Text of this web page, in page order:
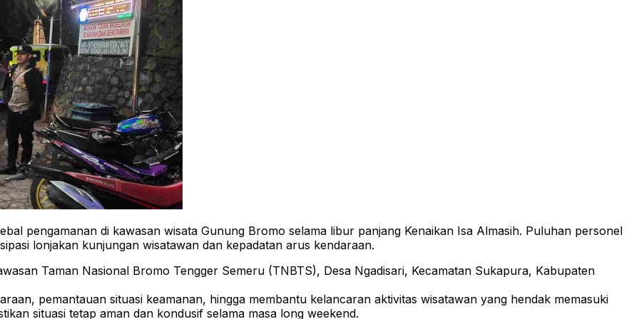
pengamanan di kawasan wisata Gunung Bromo selama libur panjang Kenaikan Isa Almasih. Puluhan personel
lonjakan kunjungan wisatawan dan kepadatan arus kendaraan.
Taman Nasional Bromo Tengger Semeru (TNBTS), Desa Ngadisari, Kecamatan Sukapura, Kabupaten
pemantauan situasi keamanan, hingga membantu kelancaran aktivitas wisatawan yang hendak memasuki
situasi tetap aman dan kondusif selama masa long weekend.